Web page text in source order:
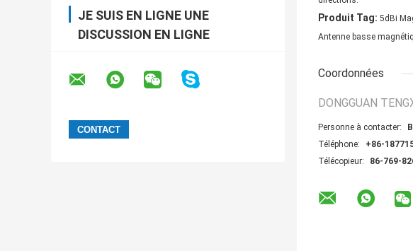
JE SUIS EN LIGNE UNE
DISCUSSION EN LIGNE
Produit Tag: 5dBi
Antenne basse
Coordonnées
DONGGUAN
Personne à contacter:
Téléphone:
+86-
Télécopieur:
86-769-